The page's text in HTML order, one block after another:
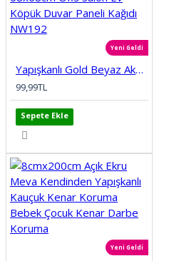
Yeni Geldi
Yapışkanlı Gold Beyaz Akustik Esnek 3D Lambiri 68x68cm Ofis Salon Ev Köpük Duvar Paneli Kağıdı NW192
99,99TL
Sepete Ekle
Yeni Geldi